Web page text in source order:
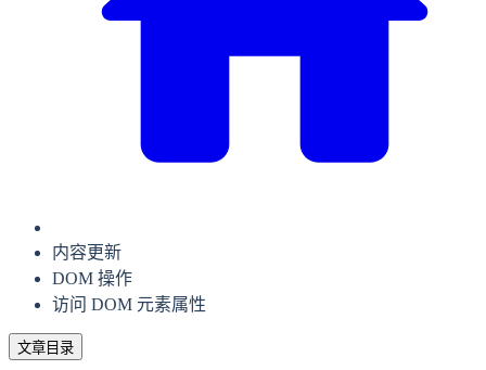
内容更新
DOM 操作
访问 DOM 元素属性
文章目录